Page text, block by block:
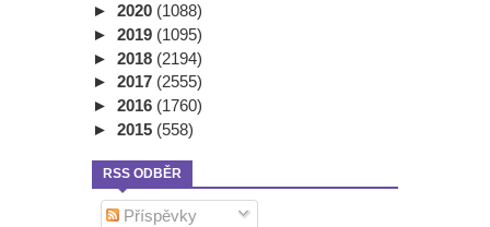
► 2020 (1088)
► 2019 (1095)
► 2018 (2194)
► 2017 (2555)
► 2016 (1760)
► 2015 (558)
RSS ODBĚR
Příspěvky